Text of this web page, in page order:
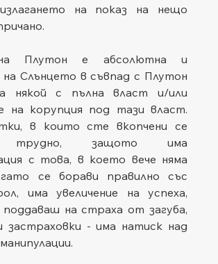
на показ на нещо
Плутон е абсолютна и
на Слънцето в съвпад с Плутон
някой с пълна власт и/или
на корупция под тази власт.
в които сте вкопчени се
трудно, защото има
с това, в което вече няма
се борави правилно със
има увеличение на успеха,
на страха от загуба,
застраховки - има натиск над